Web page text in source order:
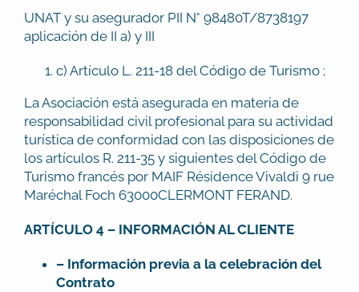
UNAT y su asegurador PII N° 98480T/8738197
aplicación de II a) y III
c) Artículo L. 211-18 del Código de Turismo ;
La Asociación está asegurada en materia de
responsabilidad civil profesional para su actividad
turística de conformidad con las disposiciones de
los artículos R. 211-35 y siguientes del Código de
Turismo francés por MAIF Résidence Vivaldi 9 rue
Maréchal Foch 63000CLERMONT FERAND.
ARTÍCULO 4 – INFORMACIÓN AL CLIENTE
– Información previa a la celebración del
Contrato